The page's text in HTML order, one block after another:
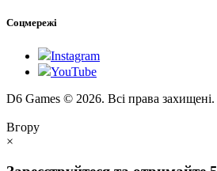
Соцмережі
Instagram
YouTube
D6 Games © 2026. Всі права захищені.
Вгору
×